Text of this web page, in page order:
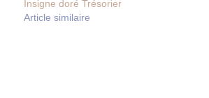
Insigne doré Trésorier
Article similaire